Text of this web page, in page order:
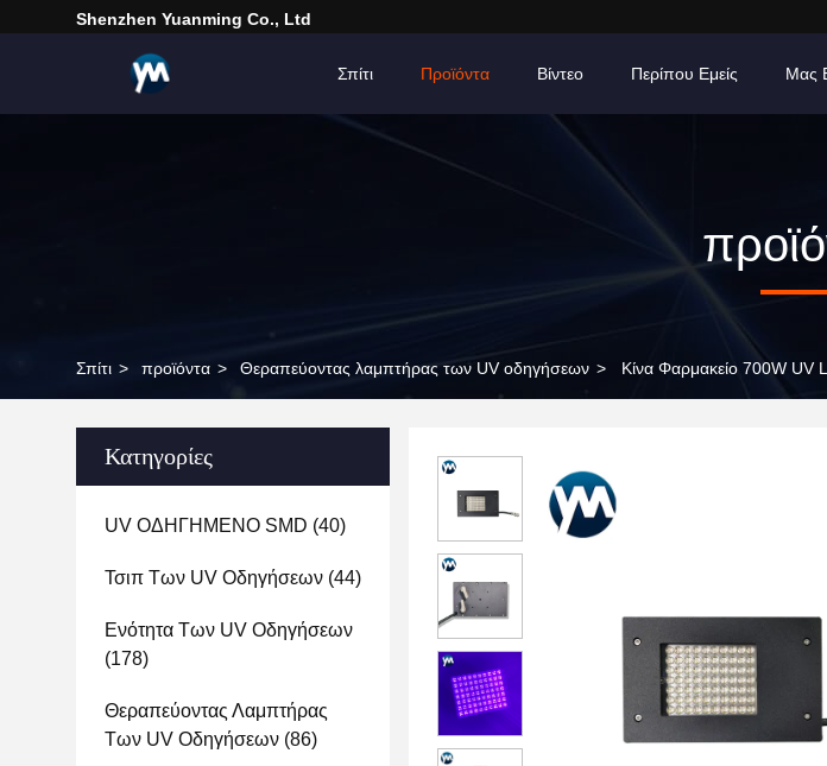
Shenzhen Yuanming Co., Ltd
Σπίτι Προϊόντα Βίντεο Περίπου Εμείς Μας
Σπίτι > προϊόντα > Θεραπεύοντας λαμπτήρας των UV οδηγήσεων > Κίνα Φαρμακείο 700W UV
Κατηγορίες
UV ΟΔΗΓΗΜΕΝΟ SMD (40)
Τσιπ Των UV Οδηγήσεων (44)
Ενότητα Των UV Οδηγήσεων
(178)
Θεραπεύοντας Λαμπτήρας
Των UV Οδηγήσεων (86)